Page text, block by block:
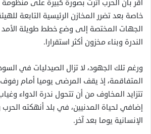
أقر بأن الحرب أثرت بصورة كبيرة على منظومة
خاصة بعد تضرر المخازن الرئيسية التابعة
الجهات المختصة إلى وضع خطط طويلة
الندرة وبناء مخزون أكثر استقرارا.
ورغم تلك الجهود، لا تزال الصيدليات في
المتفاقمة، إذ يقف المرضى يوميا أمام رفوف
تتزايد المخاوف من أن تتحول ندرة الدواء
إضافي لحياة المدنيين، في بلد أنهكته
الإنسانية يوما بعد آخر.